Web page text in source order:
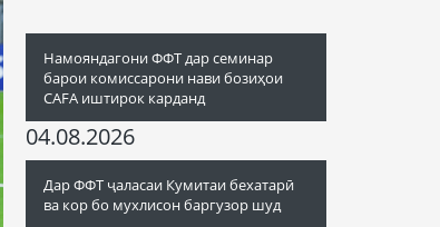
Намояндагони ФФТ дар семинар
барои комиссарони нави бозиҳои
CAFA иштирок карданд
04.08.2026
Дар ФФТ ҷаласаи Кумитаи бехатарӣ
ва кор бо мухлисон баргузор шуд